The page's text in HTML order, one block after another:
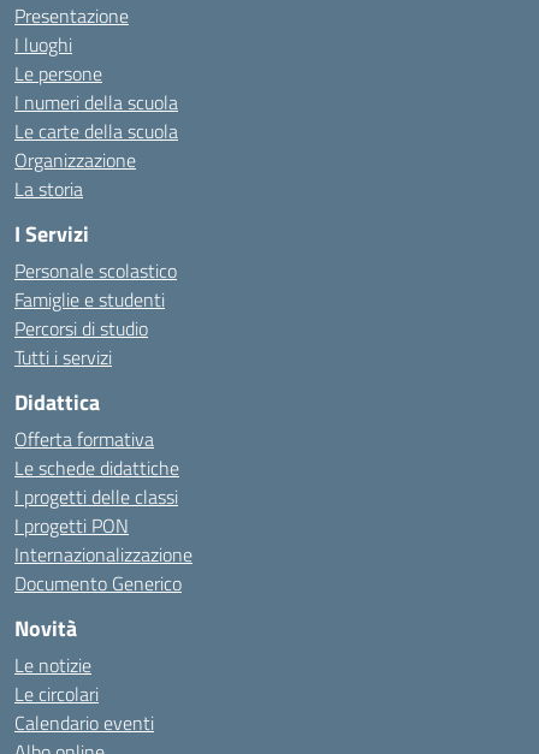
Presentazione
I luoghi
Le persone
I numeri della scuola
Le carte della scuola
Organizzazione
La storia
I Servizi
Personale scolastico
Famiglie e studenti
Percorsi di studio
Tutti i servizi
Didattica
Offerta formativa
Le schede didattiche
I progetti delle classi
I progetti PON
Internazionalizzazione
Documento Generico
Novità
Le notizie
Le circolari
Calendario eventi